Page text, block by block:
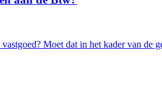
Moet dat in het kader van